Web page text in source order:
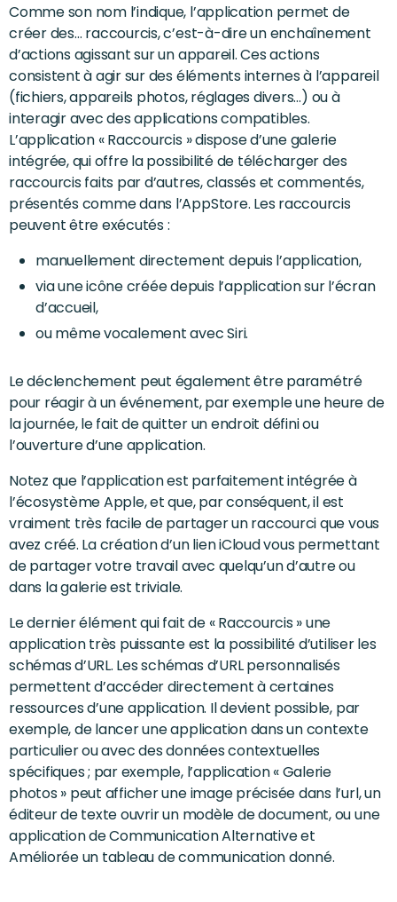
Comme son nom l’indique, l’application permet de
créer des… raccourcis, c’est-à-dire un enchaînement
d’actions agissant sur un appareil. Ces actions
consistent à agir sur des éléments internes à l’appareil
(fichiers, appareils photos, réglages divers…) ou à
interagir avec des applications compatibles.
L’application « Raccourcis » dispose d’une galerie
intégrée, qui offre la possibilité de télécharger des
raccourcis faits par d’autres, classés et commentés,
présentés comme dans l’AppStore. Les raccourcis
peuvent être exécutés :
manuellement directement depuis l’application,
via une icône créée depuis l’application sur l’écran
d’accueil,
ou même vocalement avec Siri.
Le déclenchement peut également être paramétré
pour réagir à un événement, par exemple une heure de
la journée, le fait de quitter un endroit défini ou
l’ouverture d’une application.
Notez que l’application est parfaitement intégrée à
l’écosystème Apple, et que, par conséquent, il est
vraiment très facile de partager un raccourci que vous
avez créé. La création d’un lien iCloud vous permettant
de partager votre travail avec quelqu’un d’autre ou
dans la galerie est triviale.
Le dernier élément qui fait de « Raccourcis » une
application très puissante est la possibilité d’utiliser les
schémas d’URL. Les schémas d’URL personnalisés
permettent d’accéder directement à certaines
ressources d’une application. Il devient possible, par
exemple, de lancer une application dans un contexte
particulier ou avec des données contextuelles
spécifiques ; par exemple, l’application « Galerie
photos » peut afficher une image précisée dans l’url, un
éditeur de texte ouvrir un modèle de document, ou une
application de Communication Alternative et
Améliorée un tableau de communication donné.